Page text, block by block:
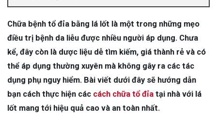
Chữa bệnh tổ đỉa bằng lá lốt là một trong những mẹo
điều trị bệnh da liễu được nhiều người áp dụng. Chưa
kể, đây còn là dược liệu dễ tìm kiếm, giá thành rẻ và có
thể áp dụng thường xuyên mà không gây ra các tác
dụng phụ nguy hiểm. Bài viết dưới đây sẽ hướng dẫn
bạn cách thực hiện các cách chữa tổ đỉa tại nhà với lá
lốt mang tới hiệu quả cao và an toàn nhất.